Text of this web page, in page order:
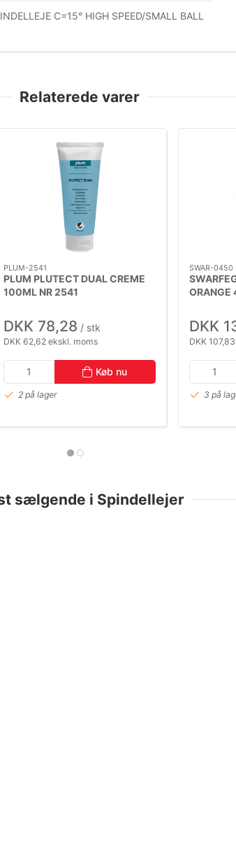
C=15° HIGH SPEED/SMALL BALL
Relaterede varer
PLUM-2541
PLUM PLUTECT DUAL CREME
100ML NR 2541
DKK 78,28 / stk
DKK 62,62 ekskl. moms
Køb nu
2 på lager
SWAR-0450
ORANGE
DKK
DKK
3 på
sælgende i Spindellejer